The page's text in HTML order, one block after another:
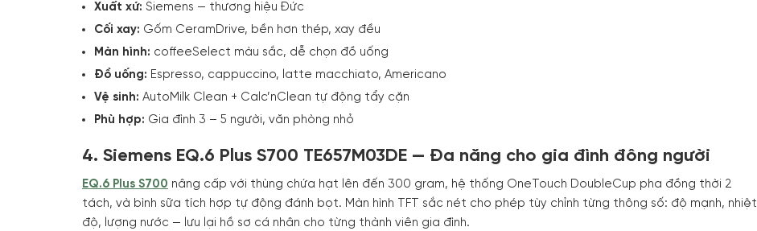
Xuất xứ: Siemens — thương hiệu Đức
Cối xay: Gốm CeramDrive, bền hơn thép, xay đều
Màn hình: coffeeSelect màu sắc, dễ chọn đồ uống
Đồ uống: Espresso, cappuccino, latte macchiato, Americano
Vệ sinh: AutoMilk Clean + Calc’nClean tự động tẩy cặn
Phù hợp: Gia đình 3 – 5 người, văn phòng nhỏ
4. Siemens EQ.6 Plus S700 TE657M03DE — Đa năng cho gia đình đông người
EQ.6 Plus S700 nâng cấp với thùng chứa hạt lên đến 300 gram, hệ thống OneTouch DoubleCup pha đồng thời 2
tách, và bình sữa tích hợp tự động đánh bọt. Màn hình TFT sắc nét cho phép tùy chỉnh từng thông số: độ mạnh, nhiệt
độ, lượng nước — lưu lại hồ sơ cá nhân cho từng thành viên gia đình.